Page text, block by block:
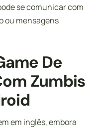
se comunicar com
ou mensagens
De
Zumbis
em inglês, embora